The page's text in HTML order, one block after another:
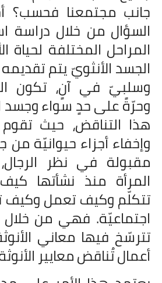
جانب مجتمعنا فحسب؟
السؤال من خلال
المراحل المختلفة لحياة
الجسد الأنثويّ يتم
وسلبيّ في آنٍ، تكون
وحرّةً على حدٍ سواء وجسد
هذا التناقض، حيث تقوم
وإخفاء أجزاء حيوانيّة من
مقبولة في نظر
المرأة منذ نشأتها
تتكلّم وكيف تعمل وكيف
اجتماعيّة. فهي من
تترسّخ فيها معاني
أعمال تُناقض معايير